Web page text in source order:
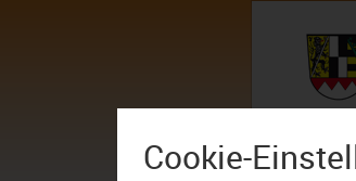
Cookie-